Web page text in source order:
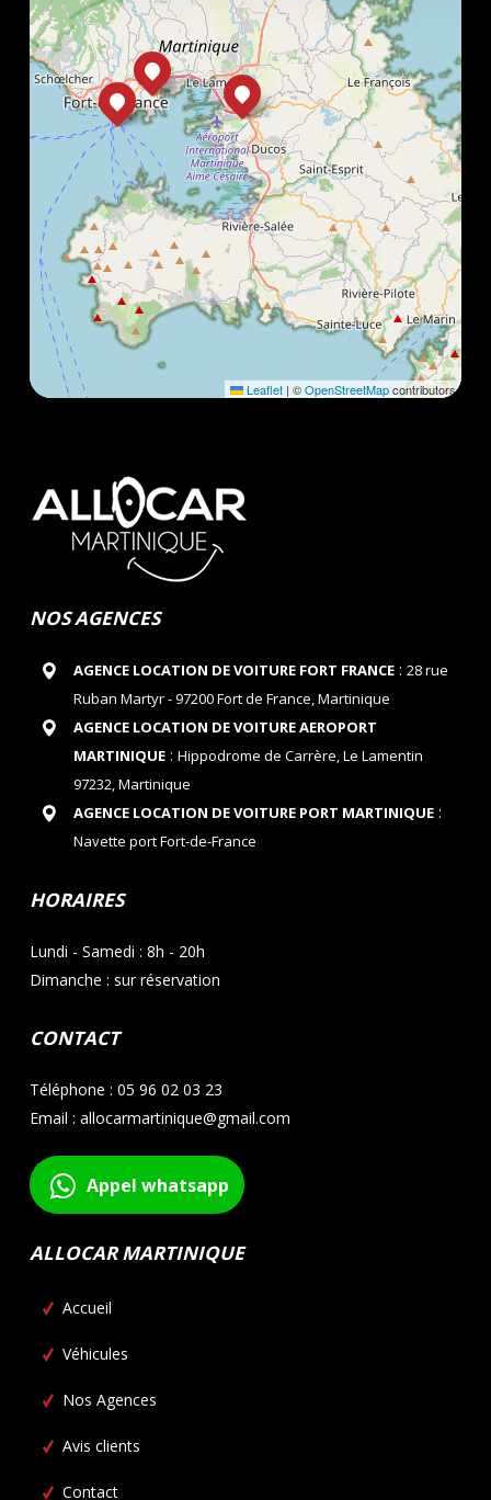
Leaflet | ©OpenStreetMapcontributors
NOS AGENCES
AGENCE LOCATION DE VOITURE FORT FRANCE: 28 rue
Ruban Martyr - 97200 Fort de France, Martinique
AGENCE LOCATION DE VOITURE AEROPORT
MARTINIQUE: Hippodrome de Carrère, Le Lamentin
97232, Martinique
AGENCE LOCATION DE VOITURE PORT MARTINIQUE:
Navette port Fort-de-France
HORAIRES
Lundi - Samedi : 8h - 20h
Dimanche : sur réservation
CONTACT
Téléphone : 05 96 02 03 23
Email : allocarmartinique@gmail.com
Appel whatsapp
ALLOCAR MARTINIQUE
Accueil
Véhicules
Nos Agences
Avis clients
Contact